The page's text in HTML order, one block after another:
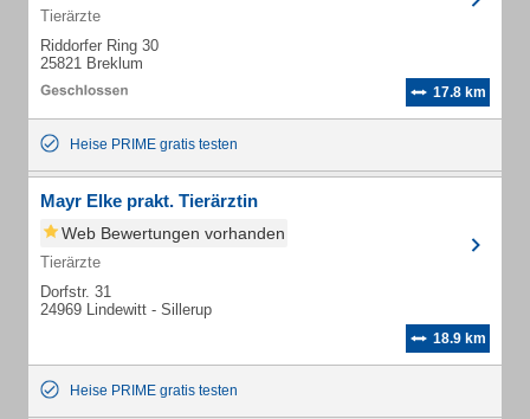
Tierärzte
Riddorfer Ring 30
25821 Breklum
17.8 km
Heise PRIME gratis testen
Mayr Elke prakt. Tierärztin
Web Bewertungen vorhanden
Tierärzte
Dorfstr. 31
24969 Lindewitt - Sillerup
18.9 km
Heise PRIME gratis testen